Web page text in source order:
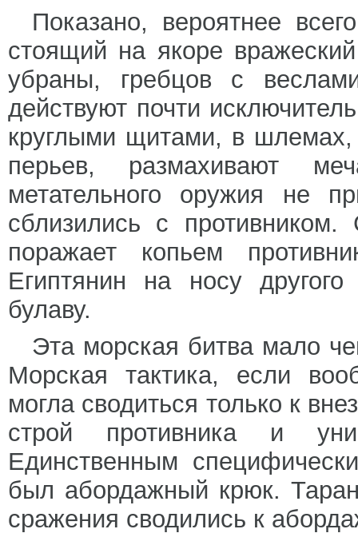
Показано, вероятнее
стоящий на якоре
убраны, гребцов с
действуют почти
круглыми щитами, в шлемах,
перьев, размахивают
метательного оружия не
сблизились с
поражает копьем
Египтянин на носу
булаву.
Эта морская битва мало
Морская тактика, если
могла сводиться только к
строй противника и
Единственным
был абордажный крюк.
сражения сводились к